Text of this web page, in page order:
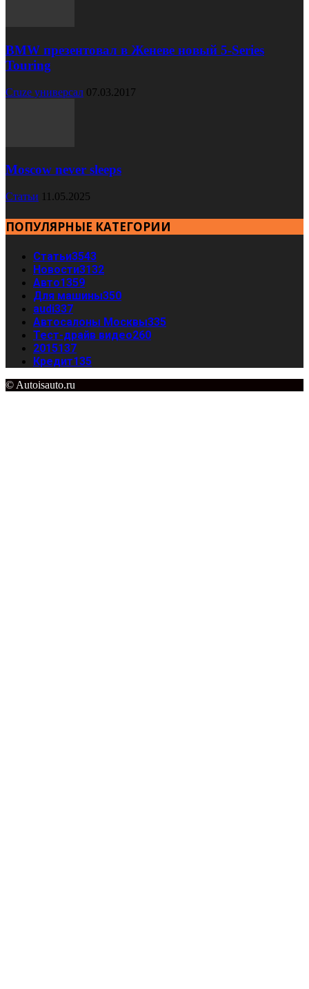
BMW презентовал в Женеве новый 5-Series
Touring
Cruze универсал 07.03.2017
Moscow never sleeps
Статьи 11.05.2025
ПОПУЛЯРНЫЕ КАТЕГОРИИ
Статьи3543
Новости3132
Авто1359
Для машины350
audi337
Автосалоны Москвы335
Тест-драйв видео260
2015137
Кредит135
© Autoisauto.ru